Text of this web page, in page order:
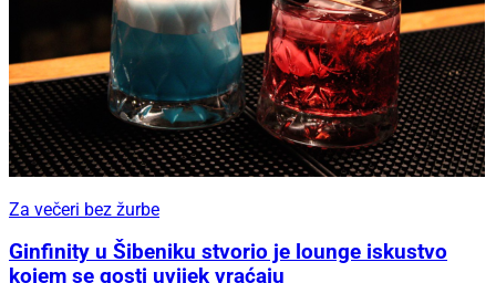
Za večeri bez žurbe
Ginfinity u Šibeniku stvorio je lounge iskustvo
kojem se gosti uvijek vraćaju